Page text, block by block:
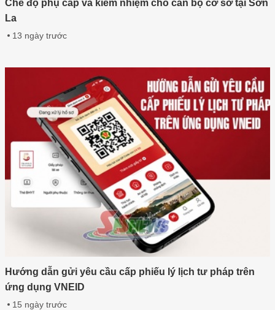
Chế độ phụ cấp và kiêm nhiệm cho cán bộ cơ sở tại Sơn
La
13 ngày trước
Hướng dẫn gửi yêu cầu cấp phiếu lý lịch tư pháp trên
ứng dụng VNEID
15 ngày trước